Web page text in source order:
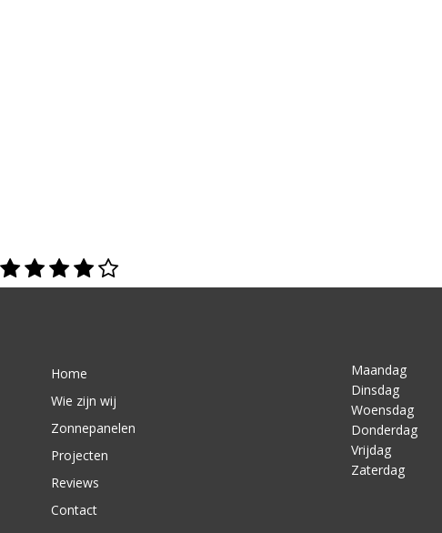
Home
Wie zijn wij
Zonnepanelen
Projecten
Reviews
Contact
Maandag
Dinsdag
Woensdag
Donderdag
Vrijdag
Zaterdag